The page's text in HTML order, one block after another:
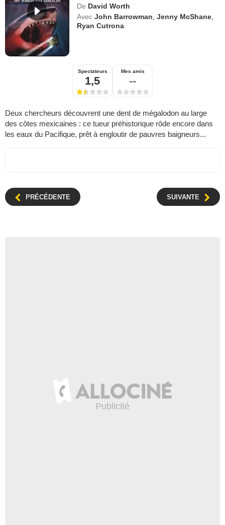
De David Worth
Avec John Barrowman ,Jenny McShane
Ryan Cutrona
Spectateurs
1,5
Mes amis
--
Deux chercheurs découvrent une dent de mégalodon au large
des côtes mexicaines : ce tueur préhistorique rôde encore dans
les eaux du Pacifique, prêt à engloutir de pauvres baigneurs...
PRÉCÉDENTE SUIVANTE